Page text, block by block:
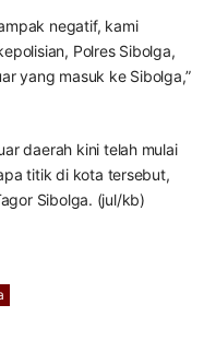
negatif, kami
Polres Sibolga,
yang masuk ke Sibolga,”
daerah kini telah mulai
titik di kota tersebut,
Sibolga. (jul/kb)